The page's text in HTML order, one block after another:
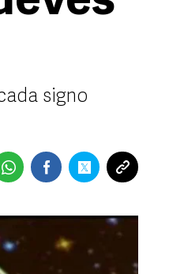
signo